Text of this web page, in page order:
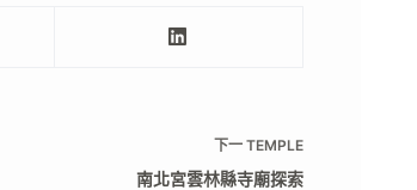
下一 TEMPLE
南北宮雲林縣寺廟探索